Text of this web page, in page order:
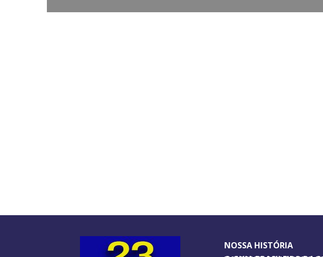
NOSSA HISTÓRIA